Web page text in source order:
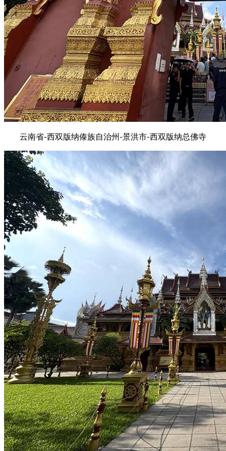
云南省-西双版纳傣族自治州-景洪市-西双版纳总佛寺